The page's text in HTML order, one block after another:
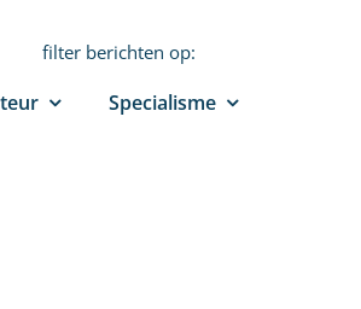
filter berichten op:
Specialisme